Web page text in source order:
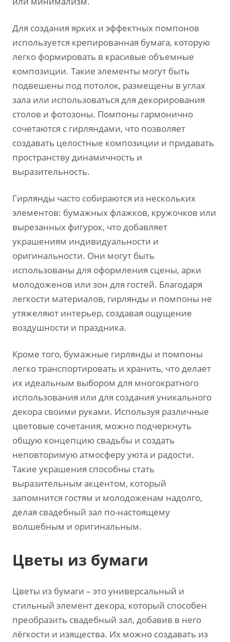
Для создания ярких и эффектных помпонов
используется крепированная бумага, которую
легко формировать в красивые объемные
композиции. Такие элементы могут быть
подвешены под потолок, размещены в углах
зала или использоваться для декорирования
столов и фотозоны. Помпоны гармонично
сочетаются с гирляндами, что позволяет
создавать целостные композиции и придавать
пространству динамичность и
выразительность.
Гирлянды часто собираются из нескольких
элементов: бумажных флажков, кружочков или
вырезанных фигурок, что добавляет
украшениям индивидуальности и
оригинальности. Они могут быть
использованы для оформления сцены, арки
молодоженов или зон для гостей. Благодаря
легкости материалов, гирлянды и помпоны не
утяжеляют интерьер, создавая ощущение
воздушности и праздника.
Кроме того, бумажные гирлянды и помпоны
легко транспортировать и хранить, что делает
их идеальным выбором для многократного
использования или для создания уникального
декора своими руками. Используя различные
цветовые сочетания, можно подчеркнуть
общую концепцию свадьбы и создать
неповторимую атмосферу уюта и радости.
Такие украшения способны стать
выразительным акцентом, который
запомнится гостям и молодоженам надолго,
делая свадебный зал по-настоящему
волшебным и оригинальным.
Цветы из бумаги
Цветы из бумаги – это универсальный и
стильный элемент декора, который способен
преобразить свадебный зал, добавив в него
лёгкости и изящества. Их можно создавать из